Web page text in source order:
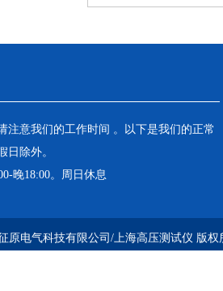
注意我们的工作时间 。以下是我们的正常
日除外。
晚18:00。周日休息
原电气科技有限公司/上海高压测试仪 版权